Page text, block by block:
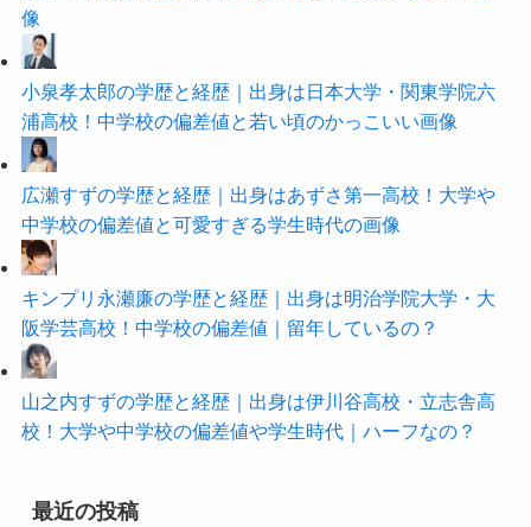
像
小泉孝太郎の学歴と経歴｜出身は日本大学・関東学院六
浦高校！中学校の偏差値と若い頃のかっこいい画像
広瀬すずの学歴と経歴｜出身はあずさ第一高校！大学や
中学校の偏差値と可愛すぎる学生時代の画像
キンプリ永瀬廉の学歴と経歴｜出身は明治学院大学・大
阪学芸高校！中学校の偏差値｜留年しているの？
山之内すずの学歴と経歴｜出身は伊川谷高校・立志舎高
校！大学や中学校の偏差値や学生時代｜ハーフなの？
最近の投稿